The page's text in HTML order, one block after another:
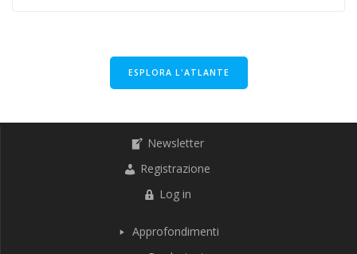
ESPLORA L'ATLANTE
Newsletter
Registrazione
Log in
Approfondimenti